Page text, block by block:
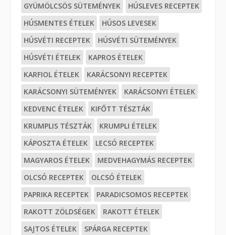
GYÜMÖLCSÖS SÜTEMÉNYEK
HÚSLEVES RECEPTEK
HÚSMENTES ÉTELEK
HÚSOS LEVESEK
HÚSVÉTI RECEPTEK
HÚSVÉTI SÜTEMÉNYEK
HÚSVÉTI ÉTELEK
KAPROS ÉTELEK
KARFIOL ÉTELEK
KARÁCSONYI RECEPTEK
KARÁCSONYI SÜTEMÉNYEK
KARÁCSONYI ÉTELEK
KEDVENC ÉTELEK
KIFŐTT TÉSZTÁK
KRUMPLIS TÉSZTÁK
KRUMPLI ÉTELEK
KÁPOSZTA ÉTELEK
LECSÓ RECEPTEK
MAGYAROS ÉTELEK
MEDVEHAGYMÁS RECEPTEK
OLCSÓ RECEPTEK
OLCSÓ ÉTELEK
PAPRIKA RECEPTEK
PARADICSOMOS RECEPTEK
RAKOTT ZÖLDSÉGEK
RAKOTT ÉTELEK
SAJTOS ÉTELEK
SPÁRGA RECEPTEK